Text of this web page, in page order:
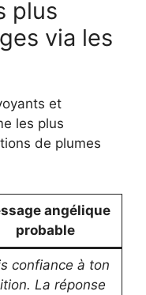
plus
via les
et
les plus
de plumes
angélique
probable
confiance à ton
La réponse